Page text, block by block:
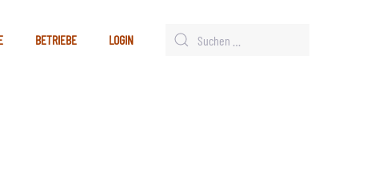
BETRIEBE LOGIN